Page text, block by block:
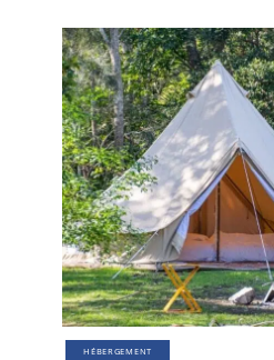
HÉBERGEMENT